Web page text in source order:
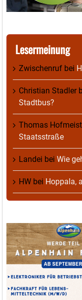
Lesermeinung
Zwischenruf bei
Christian Stadler
Stadtbus?
Thomas
Staatsstraße
Landei bei Wie
HW bei Hoppala,